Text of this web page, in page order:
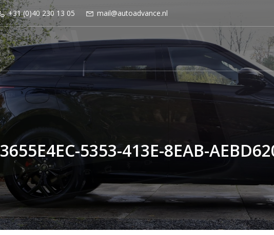
+31 (0)40 230 13 05 mail@autoadvance.nl
3655E4EC-5353-413E-8EAB-